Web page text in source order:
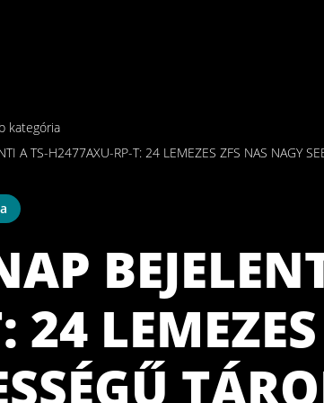
kategória
A TS-H2477AXU-RP-T: 24 LEMEZES ZFS NAS NAGY
24